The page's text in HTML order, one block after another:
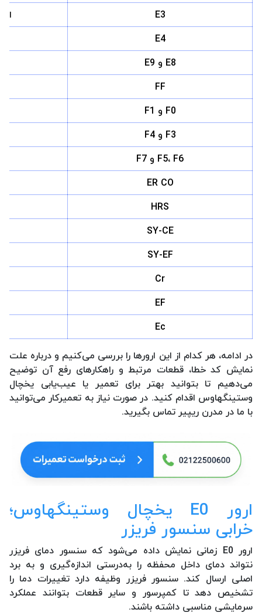
E3
E4
E8 و E9
FF
F0 و F1
F3 و F4
F5، F6 و F7
ER CO
HRS
SY-CE
SY-EF
Cr
EF
Ec
در ادامه، هر کدام از این ارورها را بررسی می‌کنیم و درباره علت
نمایش کد خطا، قطعات مرتبط و راهکارهای رفع آن توضیح
می‌دهیم تا بتوانید بهتر برای تعمیر یا عیب‌یابی یخچال
وستینگهاوس اقدام کنید. در صورت نیاز به تعمیرکار می‌توانید
با ما در مدرن ریپیر تماس بگیرید.
ارور E0 یخچال وستینگهاوس؛
خرابی سنسور فریزر
ارور E0 زمانی نمایش داده می‌شود که سنسور دمای فریزر
نتواند دمای داخل محفظه را به‌درستی اندازه‌گیری و به برد
اصلی ارسال کند. سنسور فریزر وظیفه دارد تغییرات دما را
تشخیص دهد تا کمپرسور و سایر قطعات بتوانند عملکرد
سرمایشی مناسبی داشته باشند.